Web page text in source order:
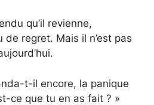
qu’il revienne,
de regret. Mais il n’est pas
t-il encore, la panique
ce que tu en as fait ? »